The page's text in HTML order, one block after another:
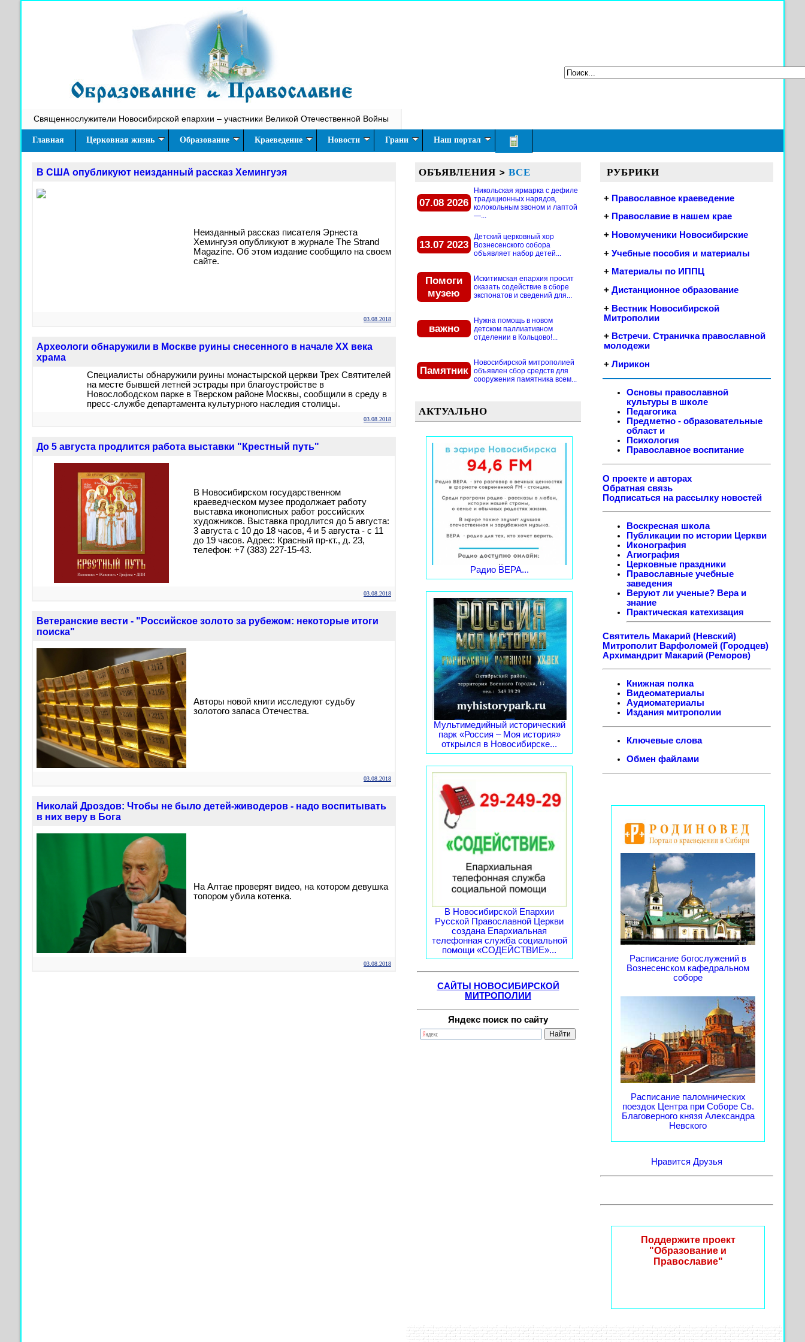
Священнослужители Новосибирской епархии – участники Великой Отечественной Войны
Главная Церковная жизнь Образование Краеведение Новости Грани Наш портал
В США опубликуют неизданный рассказ Хемингуэя
Неизданный рассказ писателя Эрнеста
Хемингуэя опубликуют в журнале The Strand
Magazine. Об этом издание сообщило на своем
сайте.
03.08.2018
Археологи обнаружили в Москве руины снесенного в начале XX века
храма
Специалисты обнаружили руины монастырской церкви Трех Святителей
на месте бывшей летней эстрады при благоустройстве в
Новослободском парке в Тверском районе Москвы, сообщили в среду в
пресс-службе департамента культурного наследия столицы.
03.08.2018
До 5 августа продлится работа выставки "Крестный путь"
В Новосибирском государственном
краеведческом музее продолжает работу
выставка иконописных работ российских
художников. Выставка продлится до 5 августа:
3 августа с 10 до 18 часов, 4 и 5 августа - с 11
до 19 часов. Адрес: Красный пр-кт., д. 23,
телефон: +7 (383) 227-15-43.
03.08.2018
Ветеранские вести - "Российское золото за рубежом: некоторые итоги
поиска"
Авторы новой книги исследуют судьбу
золотого запаса Отечества.
03.08.2018
Николай Дроздов: Чтобы не было детей-живодеров - надо воспитывать
в них веру в Бога
На Алтае проверят видео, на котором девушка
топором убила котенка.
03.08.2018
ОБЪЯВЛЕНИЯ > ВСЕ
07.08 2026
Никольская ярмарка с дефиле
традиционных нарядов,
колокольным звоном и лаптой
—...
13.07 2023
Детский церковный хор
Вознесенского собора
объявляет набор детей...
Помоги
музею
Искитимская епархия просит
оказать содействие в сборе
экспонатов и сведений для...
важно
Нужна помощь в новом
детском паллиативном
отделении в Кольцово!...
Памятник
Новосибирской митрополией
объявлен сбор средств для
сооружения памятника всем...
АКТУАЛЬНО
Радио ВЕРА...
Мультимедийный исторический
парк «Россия – Моя история»
открылся в Новосибирске...
В Новосибирской Епархии
Русской Православной Церкви
создана Епархиальная
телефонная служба социальной
помощи «СОДЕЙСТВИЕ»...
САЙТЫ НОВОСИБИРСКОЙ
МИТРОПОЛИИ
Яндекс поиск по сайту
РУБРИКИ
+ Православное краеведение
+ Православие в нашем крае
+ Новомученики Новосибирские
+ Учебные пособия и материалы
+ Материалы по ИППЦ
+ Дистанционное образование
+ Вестник Новосибирской
Митрополии
+ Встречи. Страничка православной
молодежи
+ Лирикон
Основы православной
культуры в школе
Педагогика
Предметно - образовательные
област и
Психология
Православное воспитание
О проекте и авторах
Обратная связь
Подписаться на рассылку новостей
Воскресная школа
Публикации по истории Церкви
Иконография
Агиография
Церковные праздники
Православные учебные
заведения
Веруют ли ученые? Вера и
знание
Практическая катехизация
Святитель Макарий (Невский)
Митрополит Варфоломей (Городцев)
Архимандрит Макарий (Реморов)
Книжная полка
Видеоматериалы
Аудиоматериалы
Издания митрополии
Ключевые слова
Обмен файлами
Расписание богослужений в
Вознесенском кафедральном
соборе
Расписание паломнических
поездок Центра при Соборе Св.
Благоверного князя Александра
Невского
Нравится Друзья
Поддержите проект
"Образование и
Православие"